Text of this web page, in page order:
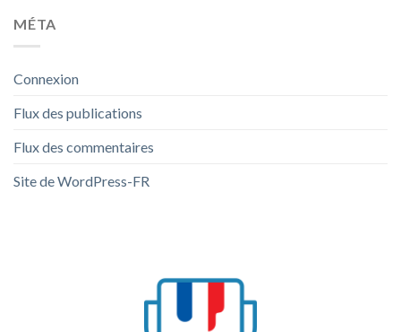
MÉTA
Connexion
Flux des publications
Flux des commentaires
Site de WordPress-FR